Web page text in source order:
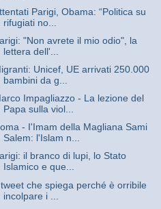
Parigi, Obama: “Politica su
rifugiati no...
"Non avrete il mio odio", la
lettera dell'...
Unicef, UE arrivati 250.000
bambini da g...
Impagliazzo - La lezione del
Papa sulla viol...
- I'Imam della Magliana Sami
Salem: l'Islam n...
il branco di lupi, lo Stato
Islamico e que...
che spiega perché è orribile
incolpare i ...